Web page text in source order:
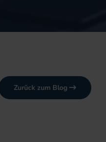
Zurück zum Blog